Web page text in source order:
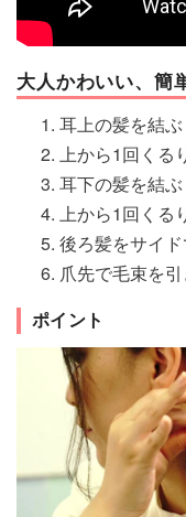
大人かわいい、簡
耳上の髪を結ぶ
上から1回くる
耳下の髪を結ぶ
上から1回くる
後ろ髪をサイ
爪先で毛束を
ポイント